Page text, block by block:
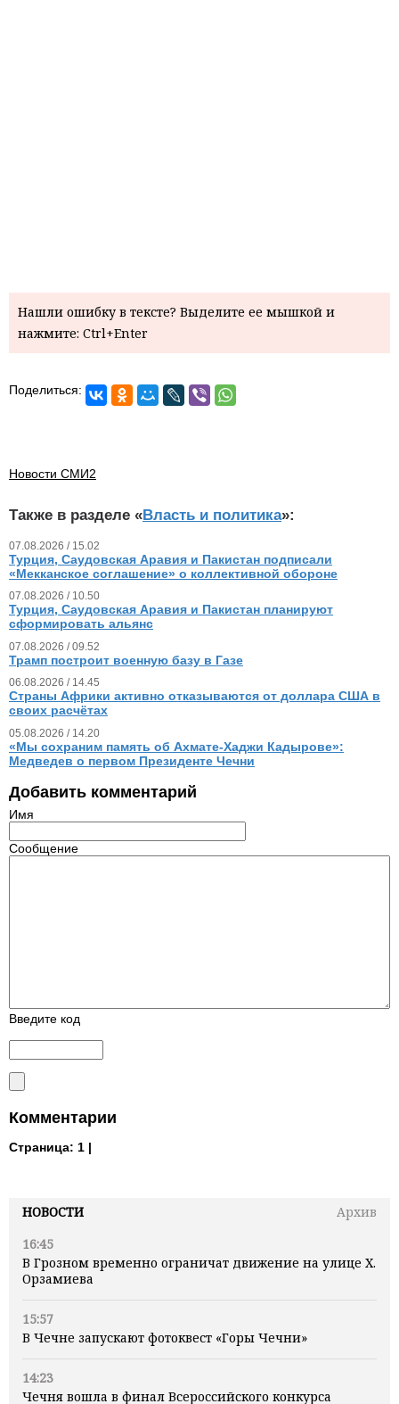
НОВОСТИ
Архив
16:45
В Грозном временно ограничат движение на улице Х.
Орзамиева
15:57
В Чечне запускают фотоквест «Горы Чечни»
14:23
Чечня вошла в финал Всероссийского конкурса
Нашли ошибку в тексте? Выделите ее мышкой и
нажмите: Ctrl+Enter
Поделиться:
Новости СМИ2
Также в разделе «Власть и политика»:
07.08.2026 / 15.02
Турция, Саудовская Аравия и Пакистан подписали
«Мекканское соглашение» о коллективной обороне
07.08.2026 / 10.50
Турция, Саудовская Аравия и Пакистан планируют
сформировать альянс
07.08.2026 / 09.52
Трамп построит военную базу в Газе
06.08.2026 / 14.45
Страны Африки активно отказываются от доллара США в
своих расчётах
05.08.2026 / 14.20
«Мы сохраним память об Ахмате-Хаджи Кадырове»:
Медведев о первом Президенте Чечни
Добавить комментарий
Имя
Сообщение
Введите код
Комментарии
Страница: 1 |